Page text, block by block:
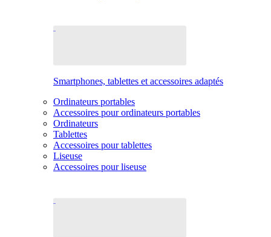
Smartphones, tablettes et accessoires adaptés
Ordinateurs portables
Accessoires pour ordinateurs portables
Ordinateurs
Tablettes
Accessoires pour tablettes
Liseuse
Accessoires pour liseuse